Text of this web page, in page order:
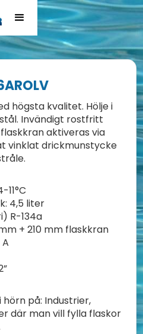
högsta kvalitet. Hölje i
Invändigt rostfritt
aktiveras via
vinklat drickmunstycke
4,5 liter
R-134a
+ 210 mm flaskkran
på: Industrier,
där man vill fylla flaskor